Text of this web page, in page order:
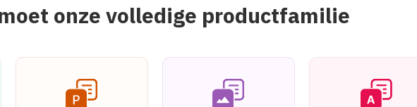
onze volledige productfamilie